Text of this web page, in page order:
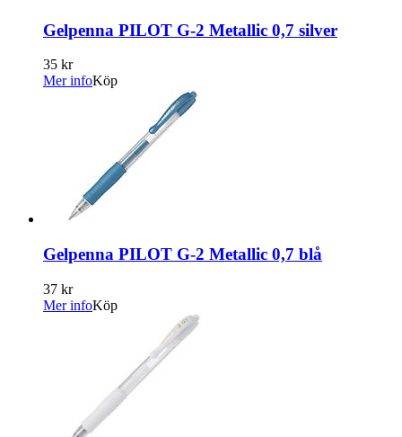
Gelpenna PILOT G-2 Metallic 0,7 silver
35 kr
Mer infoKöp
Gelpenna PILOT G-2 Metallic 0,7 blå
37 kr
Mer infoKöp